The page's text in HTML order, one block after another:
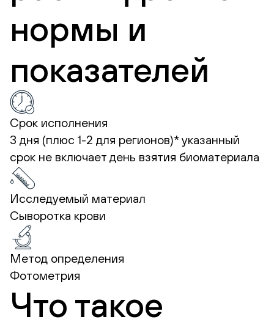
нормы и
показателей
Срок исполнения
3 дня (плюс 1-2 для регионов)*указанный
срок не включает день взятия биоматериала
Исследуемый материал
Сыворотка крови
Метод определения
Фотометрия
Что такое